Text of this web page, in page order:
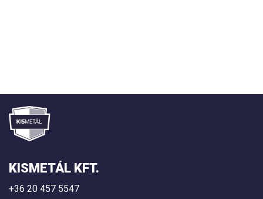
KISMETÁL KFT.
+36 20 457 5547